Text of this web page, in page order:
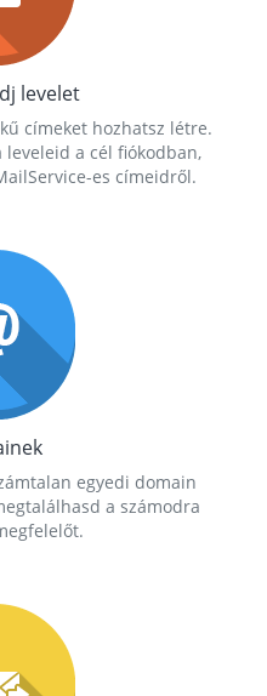
levelet
címeket hozhatsz létre.
a cél fiókodban,
es címeidről.
egyedi domain
a számodra